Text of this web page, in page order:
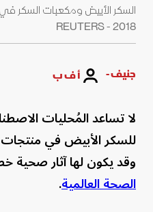
2018 - REUTERS
جنيف - أ ف ب
لا تساعد المُحليات
للسكر الأبيض في
وقد يكون لها آثار صحية
الصحة العالمية.